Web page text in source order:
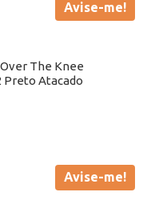
Avise-me!
The Knee
Preto Atacado
Avise-me!